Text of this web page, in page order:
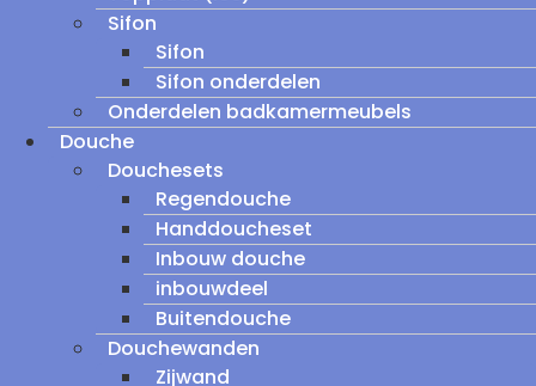
Sifon
Sifon
Sifon onderdelen
Onderdelen badkamermeubels
Douche
Douchesets
Regendouche
Handdoucheset
Inbouw douche
inbouwdeel
Buitendouche
Douchewanden
Zijwand